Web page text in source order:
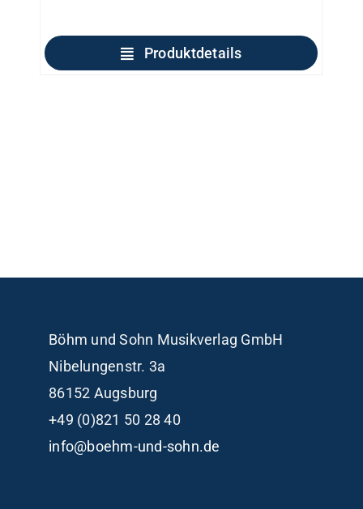
Produktdetails
Böhm und Sohn Musikverlag GmbH
Nibelungenstr. 3a
86152 Augsburg
+49 (0)821 50 28 40
info@boehm-und-sohn.de